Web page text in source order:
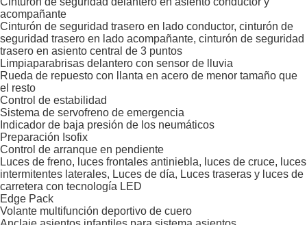
acompañante
Cinturón de seguridad trasero en lado conductor, cinturón de
seguridad trasero en lado acompañante, cinturón de seguridad
trasero en asiento central de 3 puntos
Limpiaparabrisas delantero con sensor de lluvia
Rueda de repuesto con llanta en acero de menor tamaño que
el resto
Control de estabilidad
Sistema de servofreno de emergencia
Indicador de baja presión de los neumáticos
Preparación Isofix
Control de arranque en pendiente
Luces de freno, luces frontales antiniebla, luces de cruce, luces
intermitentes laterales, Luces de día, Luces traseras y luces de
carretera con tecnología LED
Edge Pack
Volante multifunción deportivo de cuero